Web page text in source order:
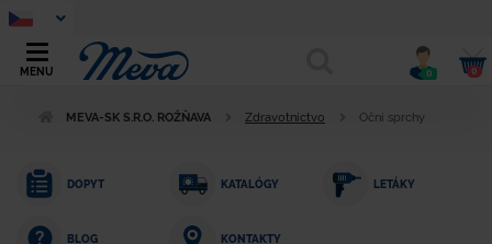
MENU 0 0
MEVA-SK S.R.O. ROŽŇAVA Zdravotníctvo Oční sprchy
DOPYT KATALÓGY LETÁKY
BLOG KONTAKTY